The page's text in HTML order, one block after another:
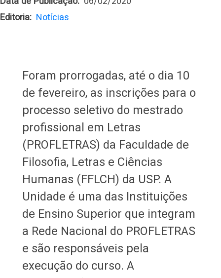
Editoria
Notícias
Foram prorrogadas, até o dia 10
de fevereiro, as inscrições para o
processo seletivo do mestrado
profissional em Letras
(PROFLETRAS) da Faculdade de
Filosofia, Letras e Ciências
Humanas (FFLCH) da USP. A
Unidade é uma das Instituições
de Ensino Superior que integram
a Rede Nacional do PROFLETRAS
e são responsáveis pela
execução do curso. A